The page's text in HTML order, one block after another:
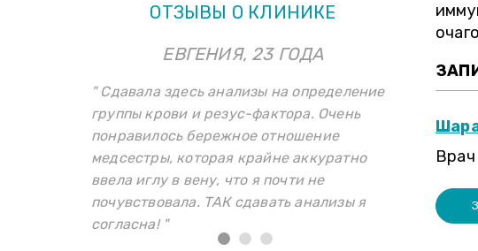
ОТЗЫВЫ О КЛИНИКЕ
ЕВГЕНИЯ, 23 ГОДА
" Сдавала здесь анализы на определение
группы крови и резус-фактора. Очень
понравилось бережное отношение
медсестры, которая крайне аккуратно
ввела иглу в вену, что я почти не
почувствовала. ТАК сдавать анализы я
согласна! "
" Очень
же в
– тут же
с